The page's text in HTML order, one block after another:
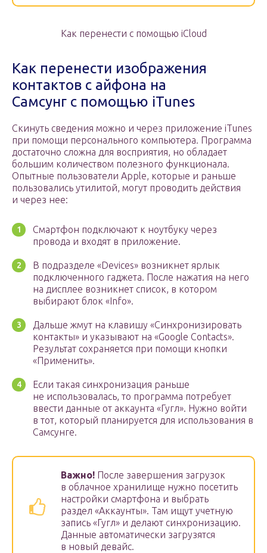
Как перенести с помощью iCloud
Как перенести изображения
контактов с айфона на
Самсунг с помощью iTunes
Скинуть сведения можно и через приложение iTunes
при помощи персонального компьютера. Программа
достаточно сложна для восприятия, но обладает
большим количеством полезного функционала.
Опытные пользователи Apple, которые и раньше
пользовались утилитой, могут проводить действия
и через нее:
Смартфон подключают к ноутбуку через
провода и входят в приложение.
В подразделе «Devices» возникнет ярлык
подключенного гаджета. После нажатия на него
на дисплее возникнет список, в котором
выбирают блок «Info».
Дальше жмут на клавишу «Синхронизировать
контакты» и указывают на «Google Contacts».
Результат сохраняется при помощи кнопки
«Применить».
Если такая синхронизация раньше
не использовалась, то программа потребует
ввести данные от аккаунта «Гугл». Нужно войти
в тот, который планируется для использования в
Самсунге.
Важно! После завершения загрузок
в облачное хранилище нужно посетить
настройки смартфона и выбрать
раздел «Аккаунты». Там ищут учетную
запись «Гугл» и делают синхронизацию.
Данные автоматически загрузятся
в новый девайс.